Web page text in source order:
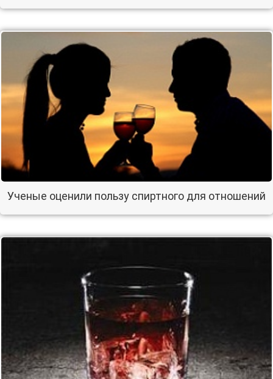
Ученые оценили пользу спиртного для отношений